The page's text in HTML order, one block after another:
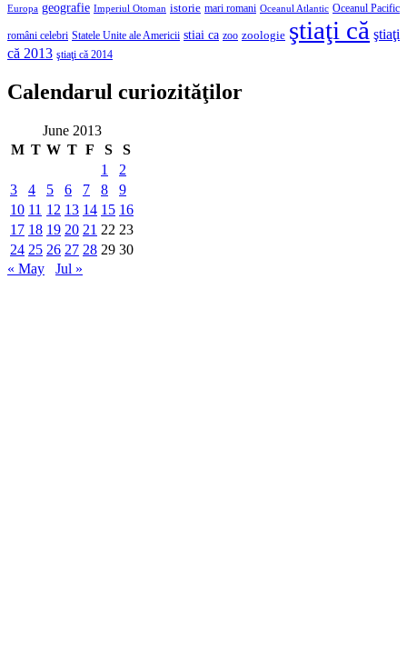
Europa geografie Imperiul Otoman istorie mari romani Oceanul Atlantic Oceanul Pacific
români celebri Statele Unite ale Americii stiai ca zoo zoologie ştiaţi că ştiaţi
că 2013 ştiaţi că 2014
Calendarul curiozităţilor
June 2013
M T W T F S
S
1
2
3
4 5 6 7 8
9
10 11 12 13 14 15 16
17 18 19 20 21 22 23
24 25 26 27 28 29 30
« May
Jul »